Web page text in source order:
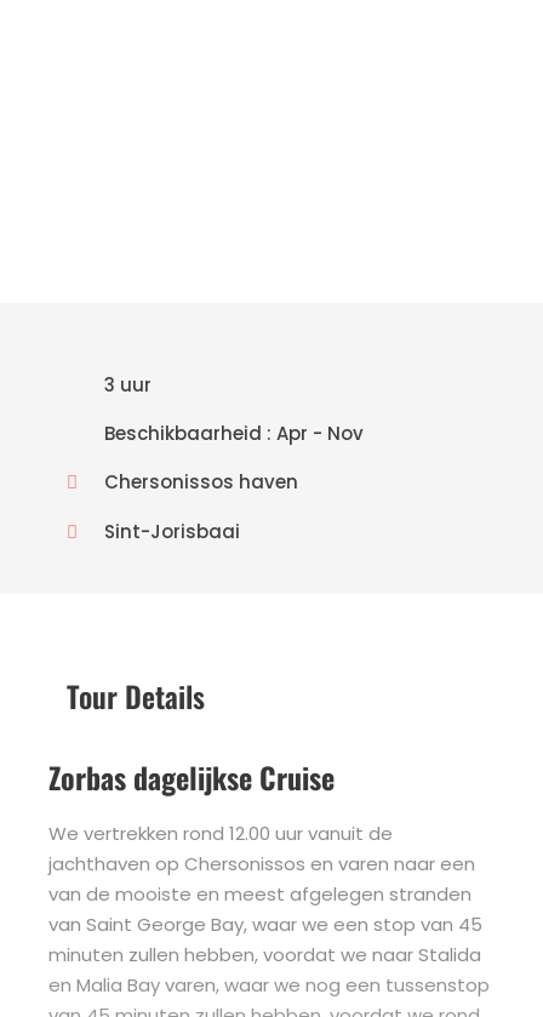
3 uur
Beschikbaarheid : Apr - Nov
Chersonissos haven
Sint-Jorisbaai
Tour Details
Zorbas dagelijkse Cruise
We vertrekken rond 12.00 uur vanuit de
jachthaven op Chersonissos en varen naar een
van de mooiste en meest afgelegen stranden
van Saint George Bay, waar we een stop van 45
minuten zullen hebben, voordat we naar Stalida
en Malia Bay varen, waar we nog een tussenstop